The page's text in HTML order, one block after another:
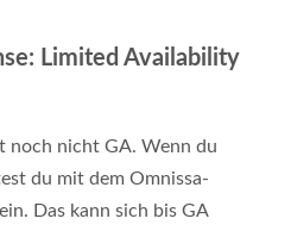
Limited Availability
noch nicht GA. Wenn du
du mit dem Omnissa-
Das kann sich bis GA